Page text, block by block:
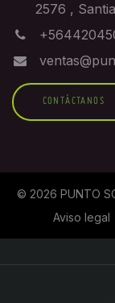
2576 ,
CONTÁCTANOS
© 2026 PUNTO
Aviso legal